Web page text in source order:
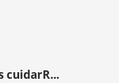
cuidarR...